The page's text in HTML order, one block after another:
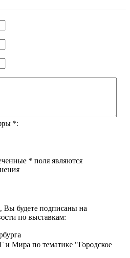
*:
* поля являются
Вы будете подписаны на
по выставкам:
Мира по тематике "Городское